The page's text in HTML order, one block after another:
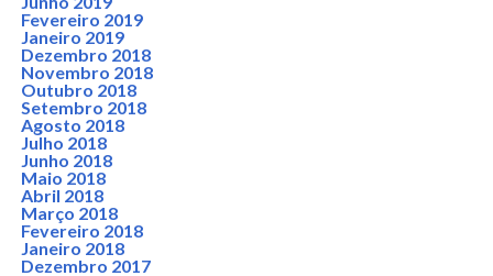
Fevereiro 2019
Janeiro 2019
Dezembro 2018
Novembro 2018
Outubro 2018
Setembro 2018
Agosto 2018
Julho 2018
Junho 2018
Maio 2018
Abril 2018
Março 2018
Fevereiro 2018
Janeiro 2018
Dezembro 2017